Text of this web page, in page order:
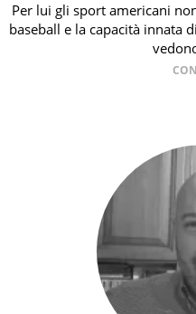
Per lui gli sport americani
baseball e la capacità innata